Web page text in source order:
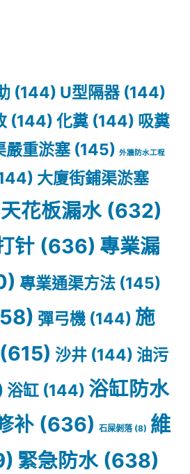
(144) U型隔器 (144)
(144) 化糞 (144) 吸糞
嚴重淤塞(145) 外牆防水工程
大廈街鋪渠淤塞
天花板漏水(632)
针 (636) 專業漏
專業通渠方法 (145)
彈弓機 (144) 施
沙井 (144) 油污
浴缸 (144) 浴缸防水
补 (636) 石屎剝落(8) 維
緊急防水(638)